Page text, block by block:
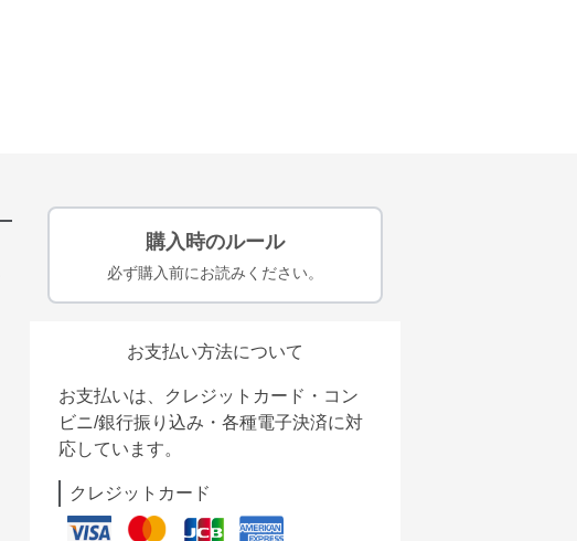
購入時のルール
必ず購入前にお読みください。
お支払い方法について
お支払いは、クレジットカード・コン
ビニ/銀行振り込み・各種電子決済に対
応しています。
クレジットカード